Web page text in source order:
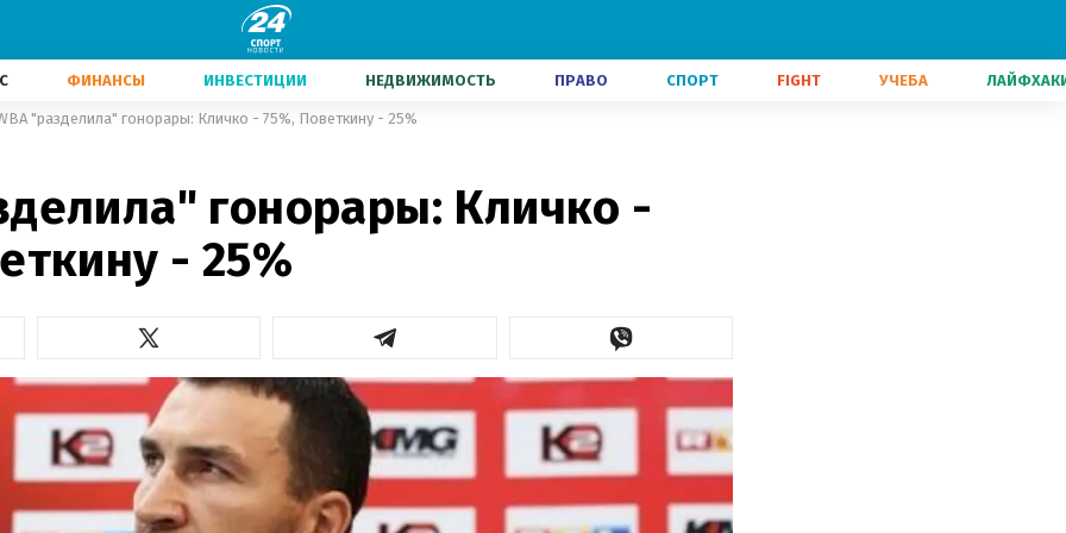
ФИНАНСЫ ИНВЕСТИЦИИ НЕДВИЖИМОСТЬ ПРАВО СПОРТ FIGHT УЧЕБА
"разделила" гонорары: Кличко - 75%, Поветкину - 25%
гонорары: Кличко -
- 25%